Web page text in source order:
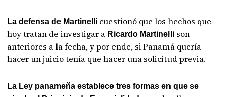
La defensa de Martinelli cuestionó que los hechos que
hoy tratan de investigar a Ricardo Martinelli son
anteriores a la fecha, y por ende, si Panamá quería
hacer un juicio tenía que hacer una solicitud previa.
La Ley panameña establece tres formas en que se